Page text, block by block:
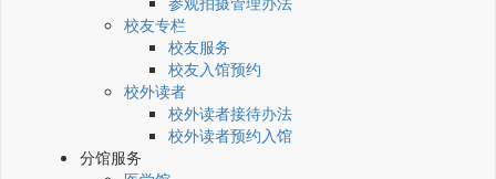
校友专栏
校友服务
校友入馆预约
校外读者
校外读者接待办法
校外读者预约入馆
分馆服务